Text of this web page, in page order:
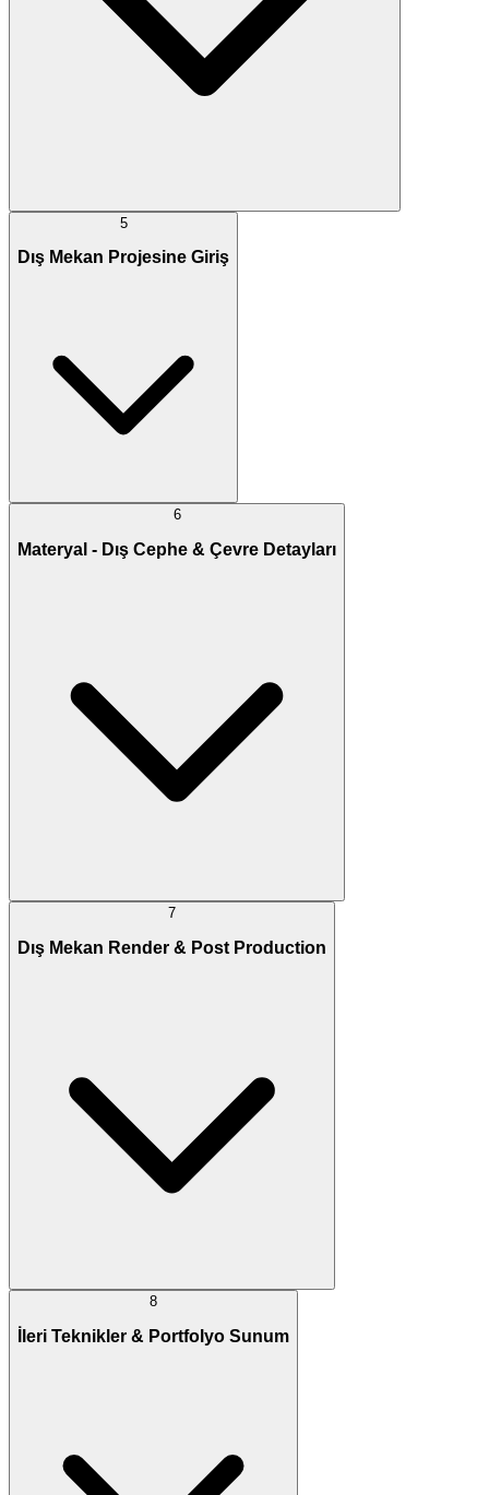
5
Dış Mekan Projesine Giriş
6
Materyal - Dış Cephe & Çevre Detayları
7
Dış Mekan Render & Post Production
8
İleri Teknikler & Portfolyo Sunum